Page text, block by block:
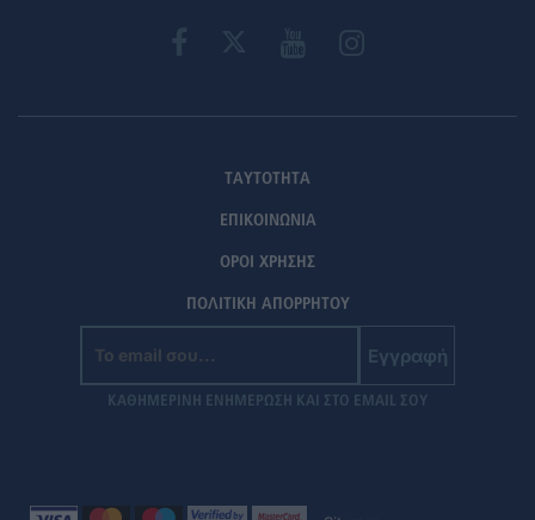
ΤΑΥΤΟΤΗΤΑ
ΕΠΙΚΟΙΝΩΝΙΑ
ΟΡΟΙ ΧΡΗΣΗΣ
ΠΟΛΙΤΙΚΗ ΑΠΟΡΡΗΤΟΥ
Εγγραφή
ΚΑΘΗΜΕΡΙΝΗ ΕΝΗΜΕΡΩΣΗ ΚΑΙ ΣΤΟ EMAIL ΣΟΥ